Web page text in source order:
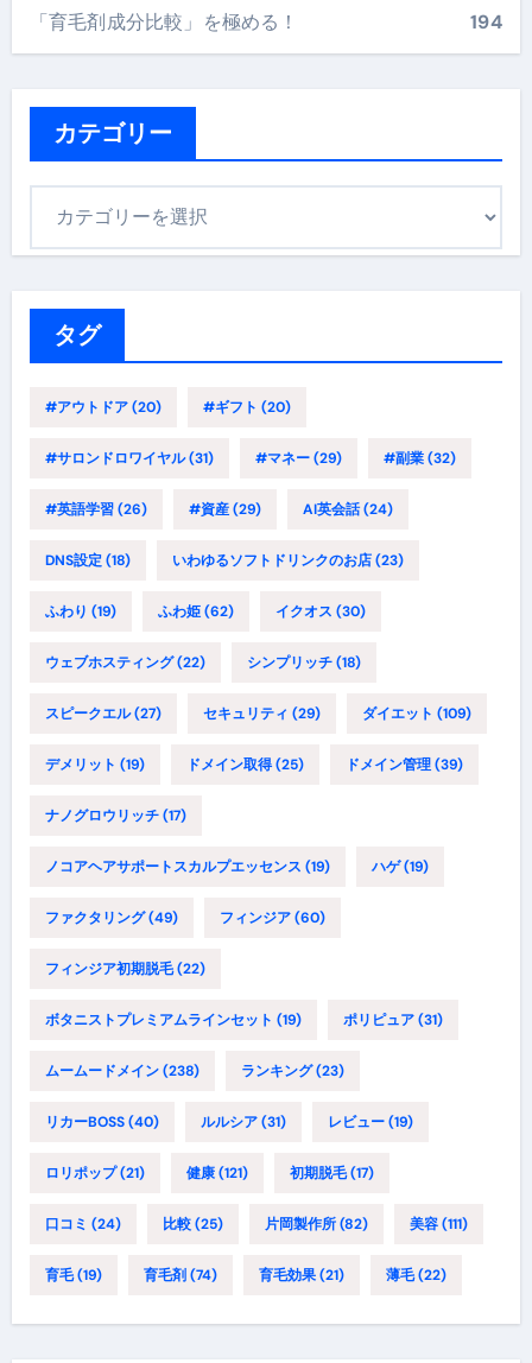
「育毛剤成分比較」を極める！ 194
カテゴリー
タグ
#アウトドア(20) #ギフト (20)
#サロンドロワイヤル(31) #マネー(29) #副業(32)
#英語学習(26) #資産(29) AI英会話(24)
DNS設定(18) いわゆるソフトドリンクのお店(23)
ふわり (19) ふわ姫(62) イクオス (30)
ウェブホスティング(22) シンプリッチ(18)
スピークエル(27) セキュリティ (29) ダイエット (109)
デメリット (19) ドメイン取得(25) ドメイン管理(39)
ナノグロウリッチ(17)
ノコアヘアサポートスカルプエッセンス (19) ハゲ(19)
ファクタリング(49) フィンジア(60)
フィンジア初期脱毛(22)
ボタニストプレミアムラインセット (19) ポリピュア(31)
ムームードメイン(238) ランキング(23)
リカーBOSS(40) ルルシア(31) レビュー(19)
ロリポップ(21) 健康(121) 初期脱毛(17)
口コミ (24) 比較(25) 片岡製作所(82) 美容(111)
育毛(19) 育毛剤(74) 育毛効果(21) 薄毛(22)